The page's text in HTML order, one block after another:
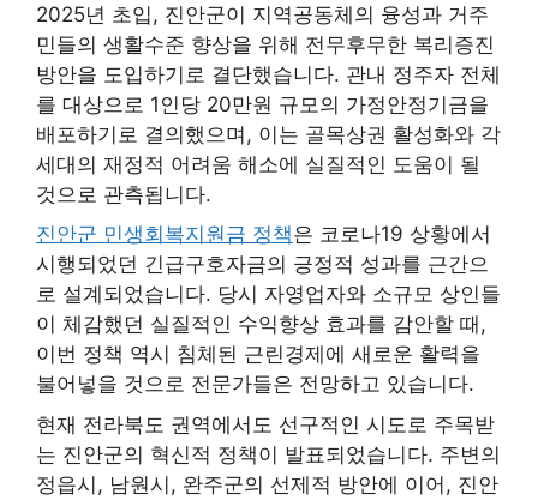
2025년 초입, 진안군이 지역공동체의 융성과 거주
민들의 생활수준 향상을 위해 전무후무한 복리증진
방안을 도입하기로 결단했습니다. 관내 정주자 전체
를 대상으로 1인당 20만원 규모의 가정안정기금을
배포하기로 결의했으며, 이는 골목상권 활성화와 각
세대의 재정적 어려움 해소에 실질적인 도움이 될
것으로 관측됩니다.
진안군 민생회복지원금 정책은 코로나19 상황에서
시행되었던 긴급구호자금의 긍정적 성과를 근간으
로 설계되었습니다. 당시 자영업자와 소규모 상인들
이 체감했던 실질적인 수익향상 효과를 감안할 때,
이번 정책 역시 침체된 근린경제에 새로운 활력을
불어넣을 것으로 전문가들은 전망하고 있습니다.
현재 전라북도 권역에서도 선구적인 시도로 주목받
는 진안군의 혁신적 정책이 발표되었습니다. 주변의
정읍시, 남원시, 완주군의 선제적 방안에 이어, 진안